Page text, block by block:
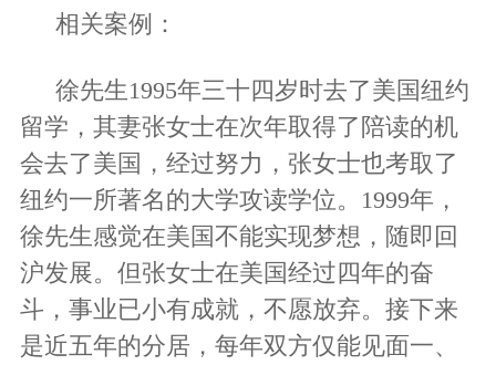
相关案例：
徐先生1995年三十四岁时去了美国纽约
留学，其妻张女士在次年取得了陪读的机
会去了美国，经过努力，张女士也考取了
纽约一所著名的大学攻读学位。1999年，
徐先生感觉在美国不能实现梦想，随即回
沪发展。但张女士在美国经过四年的奋
斗，事业已小有成就，不愿放弃。接下来
是近五年的分居，每年双方仅能见面一、